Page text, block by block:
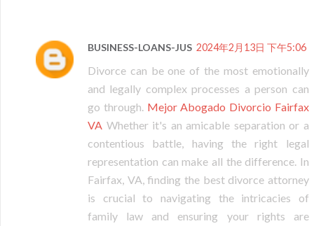
BUSINESS-LOANS-JUS 2024年2月13日 下午5:06
Divorce can be one of the most emotionally
and legally complex processes a person can
go through. Mejor Abogado Divorcio Fairfax
VA Whether it's an amicable separation or a
contentious battle, having the right legal
representation can make all the difference. In
Fairfax, VA, finding the best divorce attorney
is crucial to navigating the intricacies of
family law and ensuring your rights are